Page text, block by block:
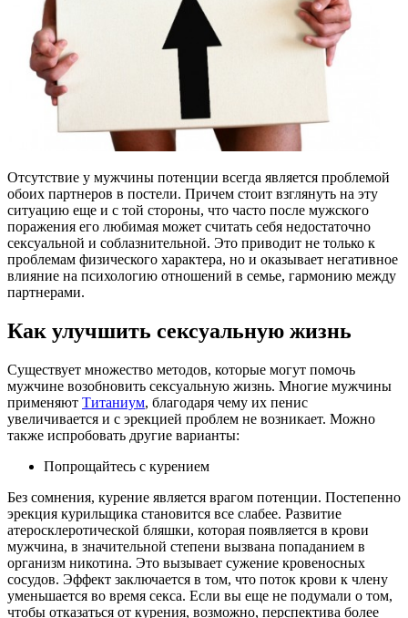
Отсутствие у мужчины потенции всегда является проблемой
обоих партнеров в постели. Причем стоит взглянуть на эту
ситуацию еще и с той стороны, что часто после мужского
поражения его любимая может считать себя недостаточно
сексуальной и соблазнительной. Это приводит не только к
проблемам физического характера, но и оказывает негативное
влияние на психологию отношений в семье, гармонию между
партнерами.
Как улучшить сексуальную жизнь
Существует множество методов, которые могут помочь
мужчине возобновить сексуальную жизнь. Многие мужчины
применяют Титаниум, благодаря чему их пенис
увеличивается и с эрекцией проблем не возникает. Можно
также испробовать другие варианты:
Попрощайтесь с курением
Без сомнения, курение является врагом потенции. Постепенно
эрекция курильщика становится все слабее. Развитие
атеросклеротической бляшки, которая появляется в крови
мужчина, в значительной степени вызвана попаданием в
организм никотина. Это вызывает сужение кровеносных
сосудов. Эффект заключается в том, что поток крови к члену
уменьшается во время секса. Если вы еще не подумали о том,
чтобы отказаться от курения, возможно, перспектива более